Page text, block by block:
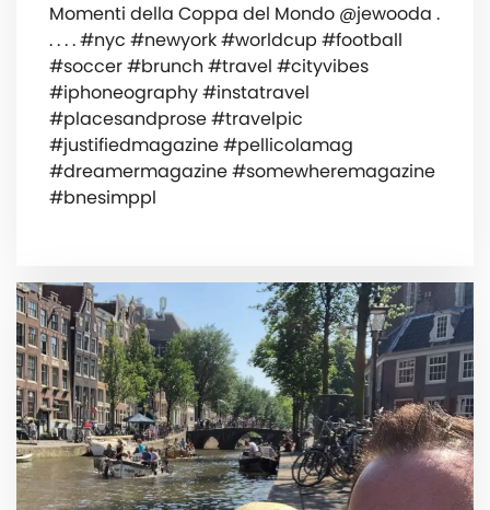
Momenti della Coppa del Mondo @jewooda .
. . . . #nyc #newyork #worldcup #football
#soccer #brunch #travel #cityvibes
#iphoneography #instatravel
#placesandprose #travelpic
#justifiedmagazine #pellicolamag
#dreamermagazine #somewheremagazine
#bnesimppl